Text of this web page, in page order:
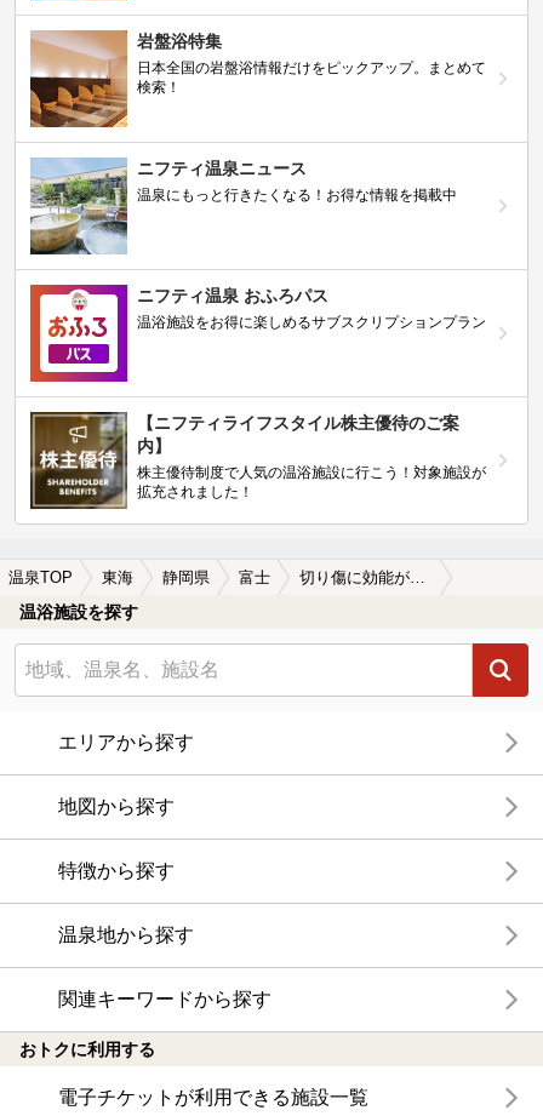
岩盤浴特集
日本全国の岩盤浴情報だけをピックアップ。まとめて
検索！
ニフティ温泉ニュース
温泉にもっと行きたくなる！お得な情報を掲載中
ニフティ温泉 おふろパス
温浴施設をお得に楽しめるサブスクリプションプラン
【ニフティライフスタイル株主優待のご案
内】
株主優待制度で人気の温浴施設に行こう！対象施設が
拡充されました！
温泉TOP 東海 静岡県 富士 切り傷に効能がある富士の温泉、日帰り温泉、スーパー銭湯おすすめ
温浴施設を探す
エリアから探す
地図から探す
特徴から探す
温泉地から探す
関連キーワードから探す
おトクに利用する
電子チケットが利用できる施設一覧